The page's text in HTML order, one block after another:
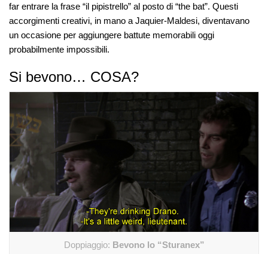
far entrare la frase “il pipistrello” al posto di “the bat”. Questi
accorgimenti creativi, in mano a Jaquier-Maldesi, diventavano
un occasione per aggiungere battute memorabili oggi
probabilmente impossibili.
Si bevono… COSA?
Doppiaggio: Bevono lo “Sturanex”